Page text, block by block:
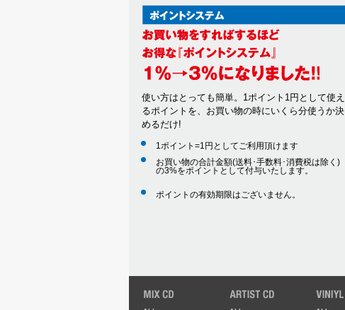
使い方はとっても簡単。1ポイント1円として使え
るポイントを、お買い物の時にいくら分使うか決
めるだけ!
1ポイント=1円としてご利用頂けます
お買い物の合計金額(送料･手数料･消費税は除く)
の3%をポイントとして付与いたします。
ポイントの有効期限はございません。